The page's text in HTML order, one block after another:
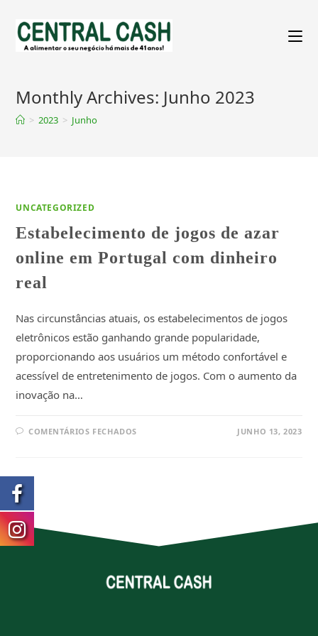
Monthly Archives: Junho 2023
> 2023 > Junho
UNCATEGORIZED
Estabelecimento de jogos de azar
online em Portugal com dinheiro
real
Nas circunstâncias atuais, os estabelecimentos de jogos
eletrônicos estão ganhando grande popularidade,
proporcionando aos usuários um método confortável e
acessível de entretenimento de jogos. Com o aumento da
inovação na…
COMENTÁRIOS FECHADOS JUNHO 13, 2023